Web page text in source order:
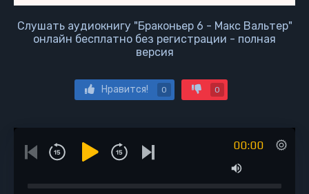
Слушать аудиокнигу "Браконьер 6 - Макс Вальтер"
онлайн бесплатно без регистрации - полная
версия
Нравится! 0 0
00:00